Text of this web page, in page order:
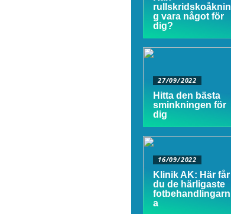
rullskridskoåknin
g vara något för
dig?
27/09/2022
Hitta den bästa
sminkningen för
dig
16/09/2022
Klinik AK: Här får
du de härligaste
fotbehandlingarn
a